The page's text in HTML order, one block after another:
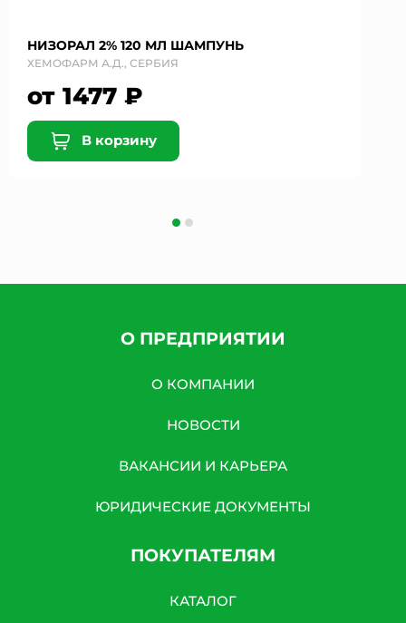
НИЗОРАЛ 2% 120 МЛ ШАМПУНЬ
ХЕМОФАРМ А.Д., СЕРБИЯ
от 1477 ₽
В корзину
О ПРЕДПРИЯТИИ
О КОМПАНИИ
НОВОСТИ
ВАКАНСИИ И КАРЬЕРА
ЮРИДИЧЕСКИЕ ДОКУМЕНТЫ
ПОКУПАТЕЛЯМ
КАТАЛОГ